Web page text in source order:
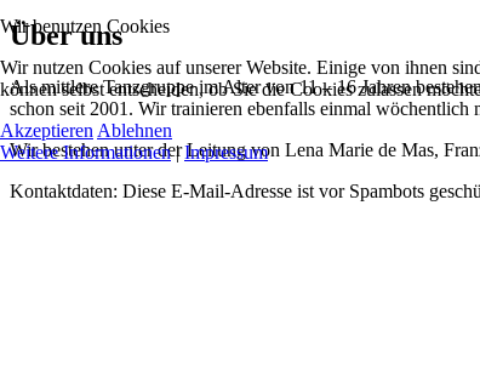
Über uns
Als mittlere Tanzgruppe im Alter von 11 – 16 Jahren
schon seit 2001. Wir trainieren ebenfalls einmal
Wir bestehen unter der Leitung von Lena Marie de Mas,
Kontaktdaten: Diese E-Mail-Adresse ist vor Spambots
Wir benutzen Cookies
Wir nutzen Cookies auf unserer Website. Einige von ihnen
können selbst entscheiden, ob Sie die Cookies zulassen
Akzeptieren Ablehnen
Weitere Informationen|Impressum